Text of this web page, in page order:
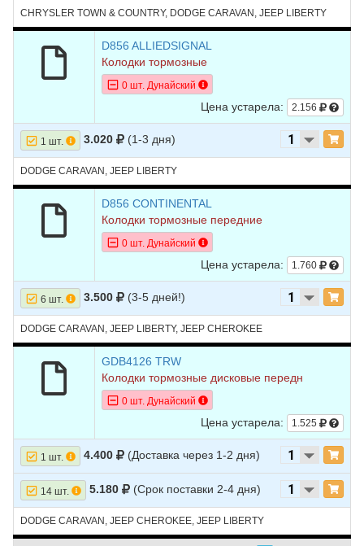
21 JEEP LIBERTY 2002 V6 3.7L
CHRYSLER TOWN & COUNTRY, DODGE CARAVAN, JEEP LIBERTY
D856 ALLIEDSIGNAL
Колодки тормозные
0 шт. Дунайский
Цена устарела: 2.156
1 шт. 3.020 (1-3 дня)
DODGE CARAVAN, JEEP LIBERTY
D856 CONTINENTAL
Колодки тормозные передние
0 шт. Дунайский
Цена устарела: 1.760
6 шт. 3.500 (3-5 дней!)
DODGE CARAVAN, JEEP LIBERTY, JEEP CHEROKEE
GDB4126 TRW
Колодки тормозные дисковые передн
0 шт. Дунайский
Цена устарела: 1.525
1 шт. 4.400 (Доставка через 1-2 дня)
14 шт. 5.180 (Срок поставки 2-4 дня)
DODGE CARAVAN, JEEP CHEROKEE, JEEP LIBERTY